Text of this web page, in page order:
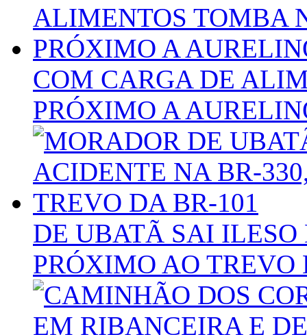
COM CARGA DE
PRÓXIMO A
DE UBATÃ SAI
PRÓXIMO AO TREVO